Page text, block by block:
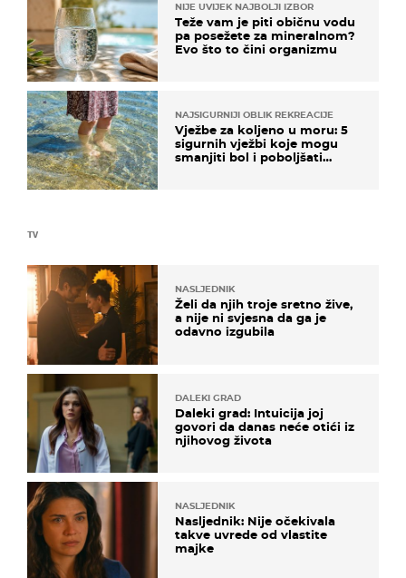
TV
NASLJEDNIK
Želi da njih troje sretno žive,
a nije ni svjesna da ga je
odavno izgubila
DALEKI GRAD
Daleki grad: Intuicija joj
govori da danas neće otići iz
njihovog života
NASLJEDNIK
Nasljednik: Nije očekivala
takve uvrede od vlastite
majke
NIJE UVIJEK NAJBOLJI IZBOR
Teže vam je piti običnu vodu
pa posežete za mineralnom?
Evo što to čini organizmu
NAJSIGURNIJI OBLIK REKREACIJE
Vježbe za koljeno u moru: 5
sigurnih vježbi koje mogu
smanjiti bol i poboljšati